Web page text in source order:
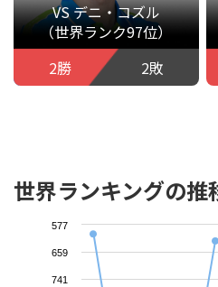
VS デニ・コズル
（世界ランク97位）
2勝
2敗
世界ランキングの推
577
659
741